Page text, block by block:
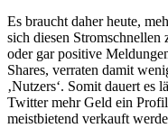
Es braucht daher heute,
sich diesen Stromschnellen
oder gar positive
Shares, verraten damit
‚Nutzers‘. Somit dauert es
Twitter mehr Geld ein
meistbietend verkauft